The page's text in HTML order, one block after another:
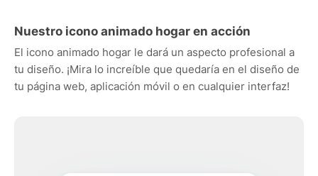
Nuestro icono animado hogar en acción
El icono animado hogar le dará un aspecto profesional a
tu diseño. ¡Mira lo increíble que quedaría en el diseño de
tu página web, aplicación móvil o en cualquier interfaz!